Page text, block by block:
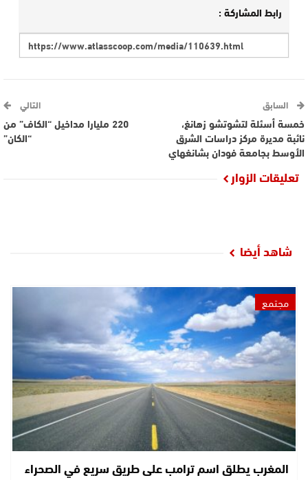
رابط المشاركة :
السابق
خمسة أسئلة لتشوتشو زهانغ،
نائبة مديرة مركز دراسات الشرق
الأوسط بجامعة فودان بشانغهاي
التالي
220 مليارا مداخيل “الكاف” من
“الكان”
تعليقات الزوار
شاهد أيضا
مجتمع
المغرب يطلق اسم ترامب على طريق سريع في الصحراء